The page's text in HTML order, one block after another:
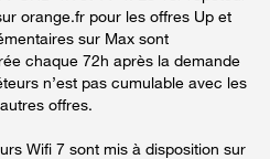
orange.fr pour les offres Up et
sur Max sont
chaque 72h après la demande
n’est pas cumulable avec les
offres.
Wifi 7 sont mis à disposition sur